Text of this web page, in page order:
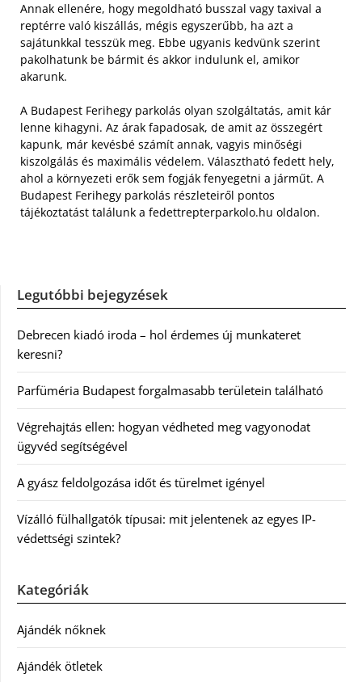
Annak ellenére, hogy megoldható busszal vagy taxival a
reptérre való kiszállás, mégis egyszerűbb, ha azt a
sajátunkkal tesszük meg. Ebbe ugyanis kedvünk szerint
pakolhatunk be bármit és akkor indulunk el, amikor
akarunk.
A Budapest Ferihegy parkolás olyan szolgáltatás, amit kár
lenne kihagyni. Az árak fapadosak, de amit az összegért
kapunk, már kevésbé számít annak, vagyis minőségi
kiszolgálás és maximális védelem. Választható fedett hely,
ahol a környezeti erők sem fogják fenyegetni a járműt. A
Budapest Ferihegy parkolás részleteiről pontos
tájékoztatást találunk a fedettrepterparkolo.hu oldalon.
Legutóbbi bejegyzések
Debrecen kiadó iroda – hol érdemes új munkateret
keresni?
Parfüméria Budapest forgalmasabb területein található
Végrehajtás ellen: hogyan védheted meg vagyonodat
ügyvéd segítségével
A gyász feldolgozása időt és türelmet igényel
Vízálló fülhallgatók típusai: mit jelentenek az egyes IP-
védettségi szintek?
Kategóriák
Ajándék nőknek
Ajándék ötletek